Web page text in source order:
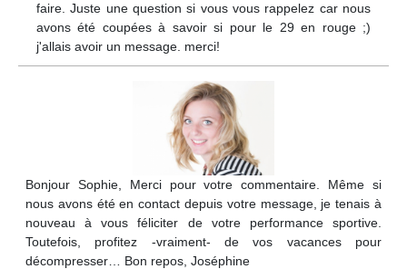
faire. Juste une question si vous vous rappelez car nous
avons été coupées à savoir si pour le 29 en rouge ;)
j'allais avoir un message. merci!
Bonjour Sophie, Merci pour votre commentaire. Même si
nous avons été en contact depuis votre message, je tenais à
nouveau à vous féliciter de votre performance sportive.
Toutefois, profitez -vraiment- de vos vacances pour
décompresser… Bon repos, Joséphine